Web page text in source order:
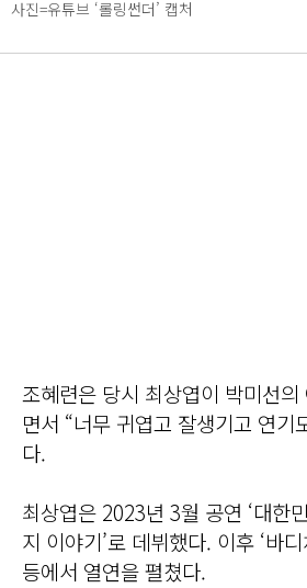
사진=유튜브 ‘롤링썬더’ 캡처
조혜련은 당시 최상엽이 박미선
면서 “너무 귀엽고 잘생기고 연기
다.
최상엽은 2023년 3월 공연 ‘대한
지 이야기’로 데뷔했다. 이후 ‘바디
등에서 열연을 펼쳤다.